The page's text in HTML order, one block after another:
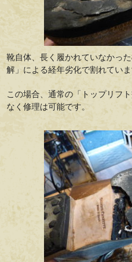
靴自体、長く履かれていなかっ
解」による経年劣化で割れていま
この場合、通常の「トップリフ
なく修理は可能です。